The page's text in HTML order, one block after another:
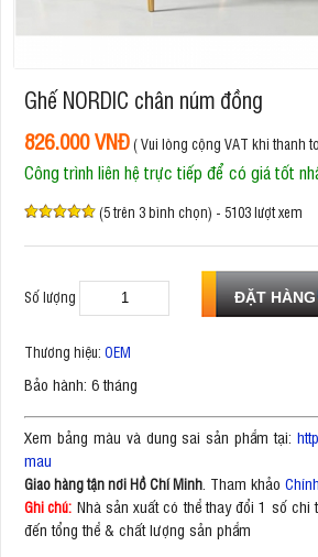
Ghế NORDIC chân núm đồng
826.000 VNĐ( Vui lòng cộng VAT khi thanh
Công trình liên hệ trực tiếp để có giá tốt
(5 trên 3 bình chọn) - 5103 lượt xem
Số lượng
Thương hiệu: OEM
Bảo hành: 6 tháng
Xem bảng màu và dung sai sản phẩm tại:
mau
Giao hàng tận nơi Hồ Chí Minh . Tham khảo
Ghi chú: Nhà sản xuất có thể thay đổi 1 số chi
đến tổng thể & chất lượng sản phẩm